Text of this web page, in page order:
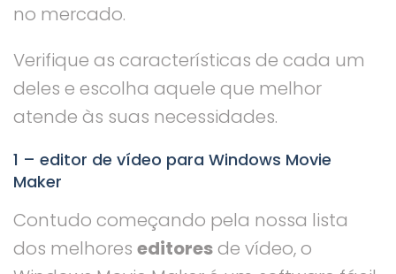
no mercado.
Verifique as características de cada um
deles e escolha aquele que melhor
atende às suas necessidades.
1 – editor de vídeo para Windows Movie
Maker
Contudo começando pela nossa lista
dos melhores editoresde vídeo, o